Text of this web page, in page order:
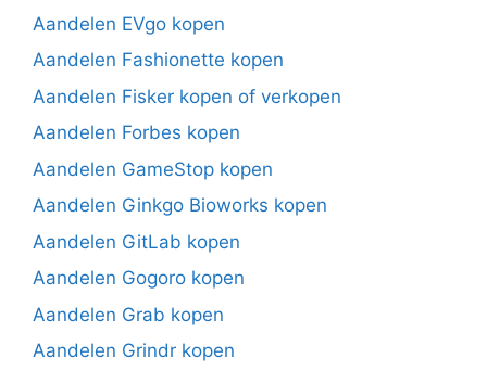
Aandelen EVgo kopen
Aandelen Fashionette kopen
Aandelen Fisker kopen of verkopen
Aandelen Forbes kopen
Aandelen GameStop kopen
Aandelen Ginkgo Bioworks kopen
Aandelen GitLab kopen
Aandelen Gogoro kopen
Aandelen Grab kopen
Aandelen Grindr kopen